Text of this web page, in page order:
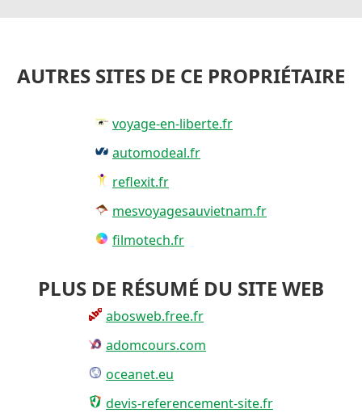
AUTRES SITES DE CE PROPRIÉTAIRE
voyage-en-liberte.fr
automodeal.fr
reflexit.fr
mesvoyagesauvietnam.fr
filmotech.fr
PLUS DE RÉSUMÉ DU SITE WEB
abosweb.free.fr
adomcours.com
oceanet.eu
devis-referencement-site.fr